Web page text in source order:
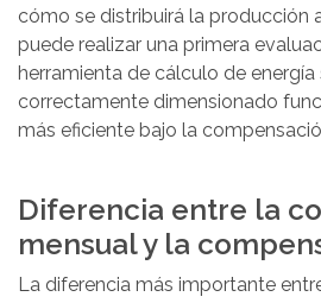
cómo se distribuirá la producción
puede realizar una primera
herramienta de cálculo de energía
correctamente dimensionado
más eficiente bajo la
Diferencia entre la
mensual y la
La diferencia más importante